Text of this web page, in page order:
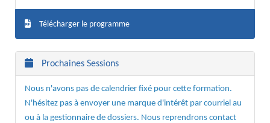
Télécharger le programme
Prochaines Sessions
Nous n'avons pas de calendrier fixé pour cette formation.
N'hésitez pas à envoyer une marque d'intérêt par courriel au
ou à la gestionnaire de dossiers. Nous reprendrons contact